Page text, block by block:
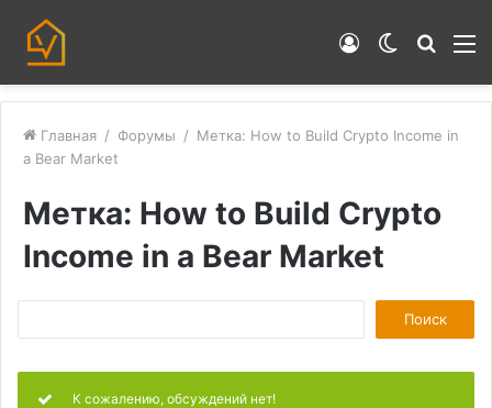
Switch
Войти
Главная / Форумы / Метка: How to Build Crypto Income in
a Bear Market
Метка: How to Build Crypto
Income in a Bear Market
о
и
К сожалению, обсуждений нет!